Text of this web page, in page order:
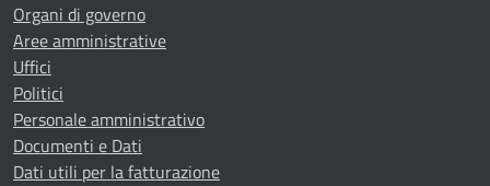
Organi di governo
Aree amministrative
Uffici
Politici
Personale amministrativo
Documenti e Dati
Dati utili per la fatturazione